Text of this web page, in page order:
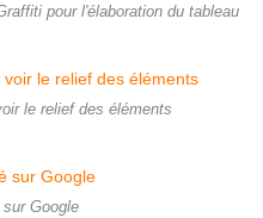
pour l'élaboration du tableau
le relief des éléments
Google